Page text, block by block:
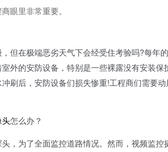
眼里非常重要。
在极端恶劣天气下会经受住考验吗?每年
外的安防设备，特别是一些裸露没有安装保
刷后，安防设备们损失惨重!工程商们需要
头怎么办？
为了全面监控道路情况。然而，视频监控